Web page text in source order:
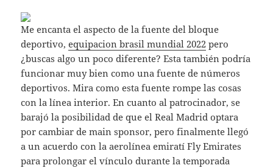
Me encanta el aspecto de la fuente del bloque
deportivo,equipacion brasil mundial 2022 pero
¿buscas algo un poco diferente? Esta también podría
funcionar muy bien como una fuente de números
deportivos. Mira como esta fuente rompe las cosas
con la línea interior. En cuanto al patrocinador, se
barajó la posibilidad de que el Real Madrid optara
por cambiar de main sponsor, pero finalmente llegó
a un acuerdo con la aerolínea emiratí Fly Emirates
para prolongar el vínculo durante la temporada